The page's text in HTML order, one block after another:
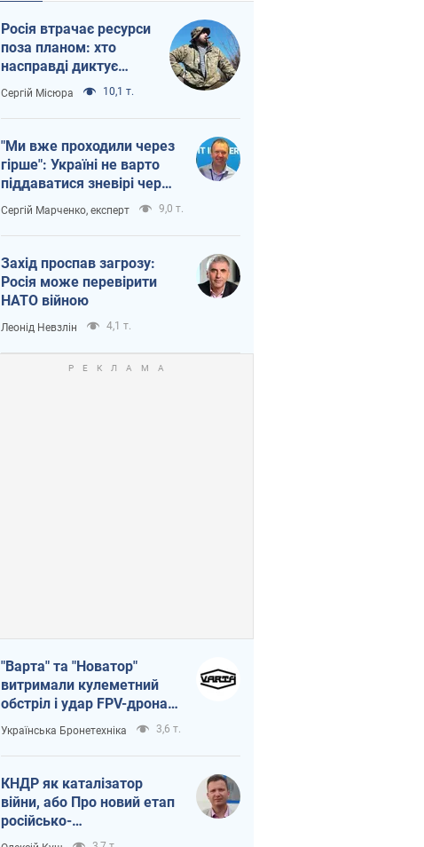
Росія втрачає ресурси
поза планом: хто
насправді диктує
темп війни
Сергій Місюра 10,1 т.
"Ми вже проходили через
гірше": Україні не варто
піддаватися зневірі через
ракетний терор
Сергій Марченко, експерт 9,0 т.
Захід проспав загрозу:
Росія може перевірити
НАТО війною
Леонід Невзлін 4,1 т.
"Варта" та "Новатор"
витримали кулеметний
обстріл і удар FPV-дрона,
врятувавши життя
офіцеру ЗСУ
Українська Бронетехніка 3,6 т.
КНДР як каталізатор
війни, або Про новий етап
російсько-
північнокорейського